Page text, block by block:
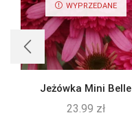
WYPRZEDANE
Jeżówka Mini Belle
23.99 zł